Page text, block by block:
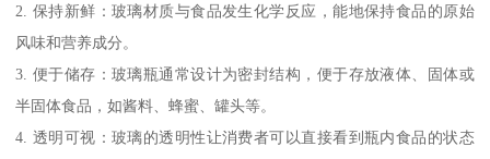
2. 保持新鲜：玻璃材质与食品发生化学反应，能地保持食品的原始
风味和营养成分。
3. 便于储存：玻璃瓶通常设计为密封结构，便于存放液体、固体或
半固体食品，如酱料、蜂蜜、罐头等。
4. 透明可视：玻璃的透明性让消费者可以直接看到瓶内食品的状态